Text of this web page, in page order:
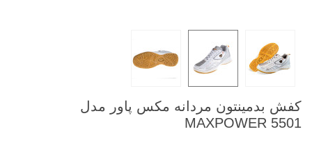
کفش بدمینتون مردانه مکس پاور مدل
MAXPOWER 5501